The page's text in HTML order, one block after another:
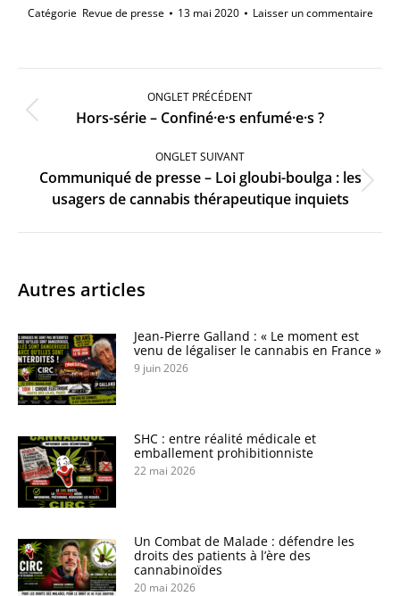
Catégorie Revue de presse 13 mai 2020 Laisser un commentaire
Navigation
commentaire
ONGLET PRÉCÉDENT
Onglet
Hors-série – Confiné·e·s enfumé·e·s ?
ONGLET SUIVANT
Onglet
suivant
Communiqué de presse – Loi gloubi-boulga : les
usagers de cannabis thérapeutique inquiets
Autres articles
Jean-Pierre Galland : « Le moment est
venu de légaliser le cannabis en France »
9 juin 2026
SHC : entre réalité médicale et
emballement prohibitionniste
22 mai 2026
Un Combat de Malade : défendre les
droits des patients à l’ère des
cannabinoïdes
20 mai 2026